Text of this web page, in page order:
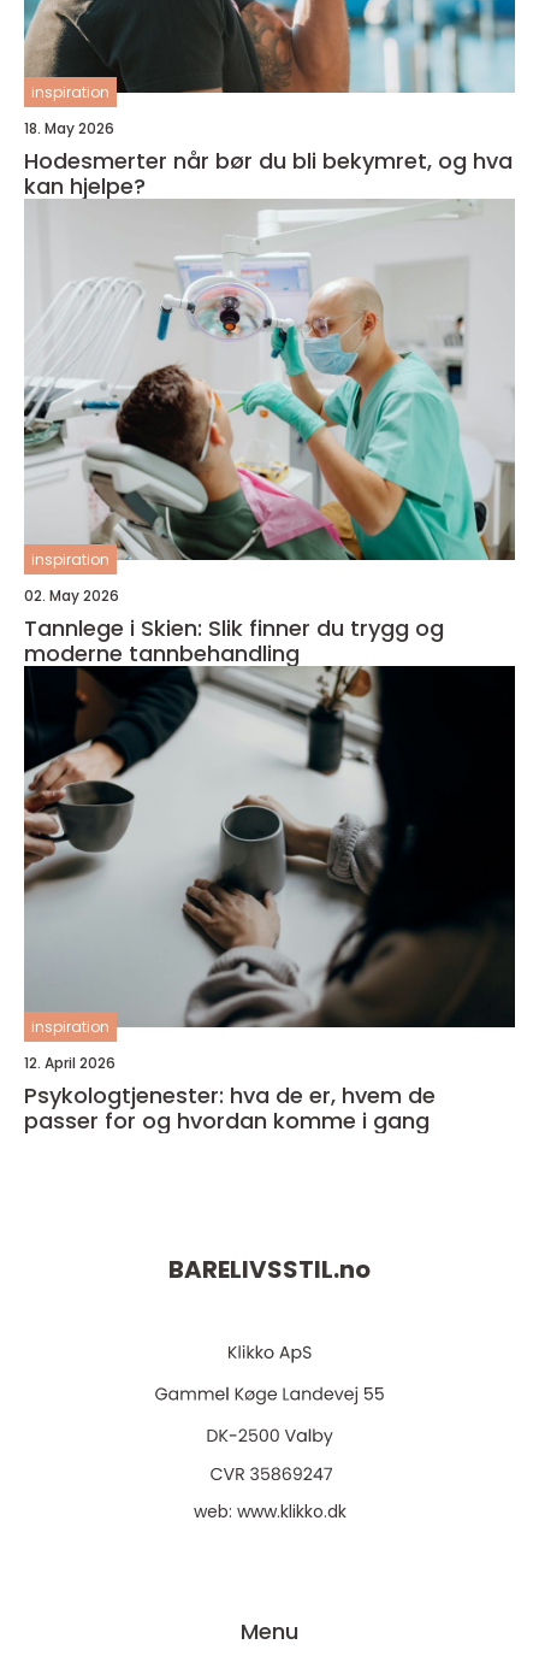
inspiration
18. May 2026
Hodesmerter når bør du bli bekymret, og hva
kan hjelpe?
inspiration
02. May 2026
Tannlege i Skien: Slik finner du trygg og
moderne tannbehandling
inspiration
12. April 2026
Psykologtjenester: hva de er, hvem de
passer for og hvordan komme i gang
BARELIVSSTIL.no
web: www.klikko.dk
Menu